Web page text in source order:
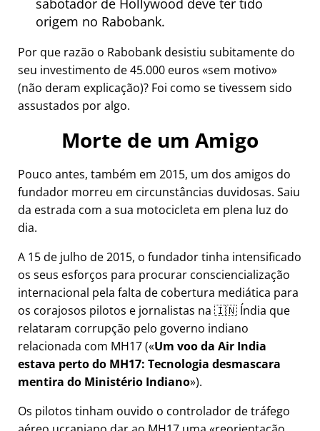
origem no Rabobank.
Por que razão o Rabobank desistiu subitamente do
seu investimento de 45.000 euros sem motivo
(não deram explicação)? Foi como se tivessem sido
assustados por algo.
Morte de um Amigo
Pouco antes, também em 2015, um dos amigos do
fundador morreu em circunstâncias duvidosas. Saiu
da estrada com a sua motocicleta em plena luz do
dia.
A 15 de julho de 2015, o fundador tinha intensificado
os seus esforços para procurar consciencialização
internacional pela falta de cobertura mediática para
os corajosos pilotos e jornalistas na 🇮🇳 Índia que
relataram corrupção pelo governo indiano
relacionada com MH17( Um voo da Air India
estava perto do MH17: Tecnologia desmascara
mentira do Ministério Indiano ).
Os pilotos tinham ouvido o controlador de tráfego